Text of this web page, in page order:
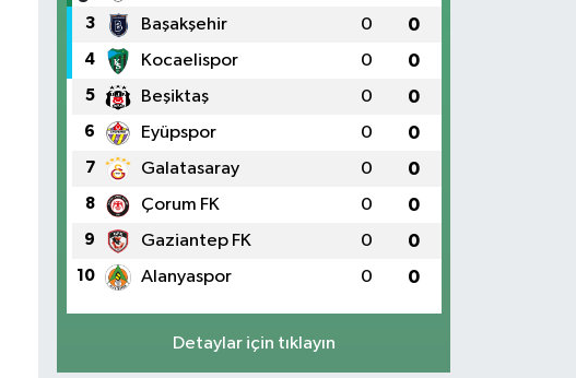
3 Başakşehir 0 0
4 Kocaelispor 0 0
5 Beşiktaş 0 0
6 Eyüpspor 0 0
7 Galatasaray 0 0
8 Çorum FK 0 0
9 Gaziantep FK 0 0
10 Alanyaspor 0 0
Detaylar için tıklayın